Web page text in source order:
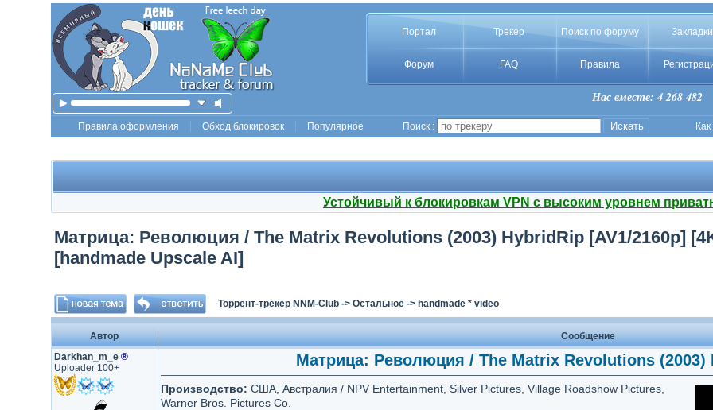
Портал Трекер Поиск по форуму Закладки
Форум FAQ Правила
Нас вместе: 4 268 482
Правила оформления Обход блокировок Популярное Поиск :
Устойчивый к блокировкам VPN с высоким уровнем
Матрица: Революция / The Matrix Revolutions (2003) HybridRip [AV1/2160p]
[handmade Upscale AI]
Торрент-трекер NNM-Club-> Остальное-> handmade * video
Автор
Сообщение
Darkhan_m_e ®
Uploader 100+
Матрица: Революция / The Matrix Revolutions (2003)
Производство: США, Австралия / NPV Entertainment, Silver Pictures, Village Roadshow Pictures,
Warner Bros. Pictures Co.